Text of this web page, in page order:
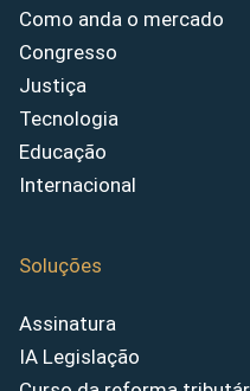
Como anda o mercado
Congresso
Justiça
Tecnologia
Educação
Internacional
Soluções
Assinatura
IA Legislação